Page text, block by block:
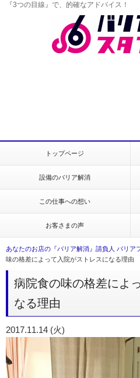
『3つの目線』で、的確なアドバイス！
トップページ
設備のバリア解消
この仕事への想い
お客さまの声
あなたのお店の『バリア解消』請負人 バリア
味の格差によって入院がストレスになる理由
病院食の味の格差によ
なる理由
2017.11.14 (火)